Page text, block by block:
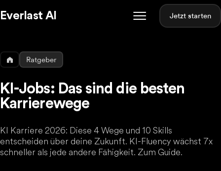
Everlast AI Jetzt starten
Ratgeber
KI-Jobs: Das sind die besten
Karrierewege
KI Karriere 2026: Diese 4 Wege und 10 Skills
entscheiden über deine Zukunft. KI-Fluency wächst 7x
schneller als jede andere Fähigkeit. Zum Guide.